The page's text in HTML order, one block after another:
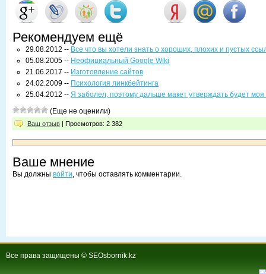
Рекомендуем ещё
29.08.2012 -- Все что вы хотели знать о хороших, плохих и пустых
05.08.2005 -- Неофициальный Google Wiki
21.06.2017 -- Изготовление сайтов
24.02.2009 -- Психология линкбейтинга
25.04.2012 -- Я заболел, поэтому дальше макет утверждать будет
(Еще не оценили)
Ваш отзыв | Просмотров: 2 382
Ваше мнение
Вы должны войти, чтобы оставлять комментарии.
Все права защищены © SEOsbornik.kz